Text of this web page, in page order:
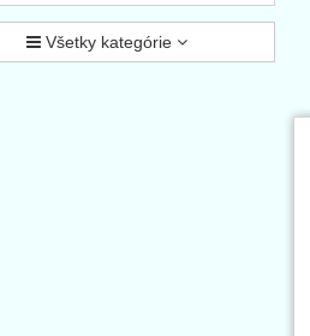
Všetky kategórie